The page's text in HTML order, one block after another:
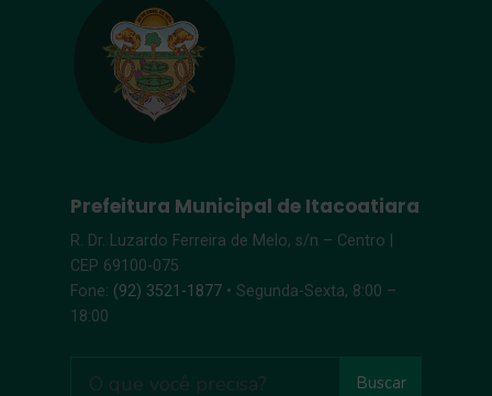
Prefeitura Municipal de Itacoatiara
R. Dr. Luzardo Ferreira de Melo, s/n – Centro |
CEP 69100-075
Fone: (92) 3521-1877 • Segunda-Sexta, 8:00 –
18:00
Buscar